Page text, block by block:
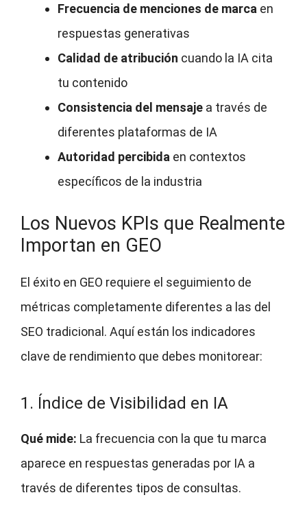
Frecuencia de menciones de marca en
respuestas generativas
Calidad de atribución cuando la IA cita
tu contenido
Consistencia del mensaje a través de
diferentes plataformas de IA
Autoridad percibida en contextos
específicos de la industria
Los Nuevos KPIs que Realmente
Importan en GEO
El éxito en GEO requiere el seguimiento de
métricas completamente diferentes a las del
SEO tradicional. Aquí están los indicadores
clave de rendimiento que debes monitorear:
1. Índice de Visibilidad en IA
Qué mide: La frecuencia con la que tu marca
aparece en respuestas generadas por IA a
través de diferentes tipos de consultas.